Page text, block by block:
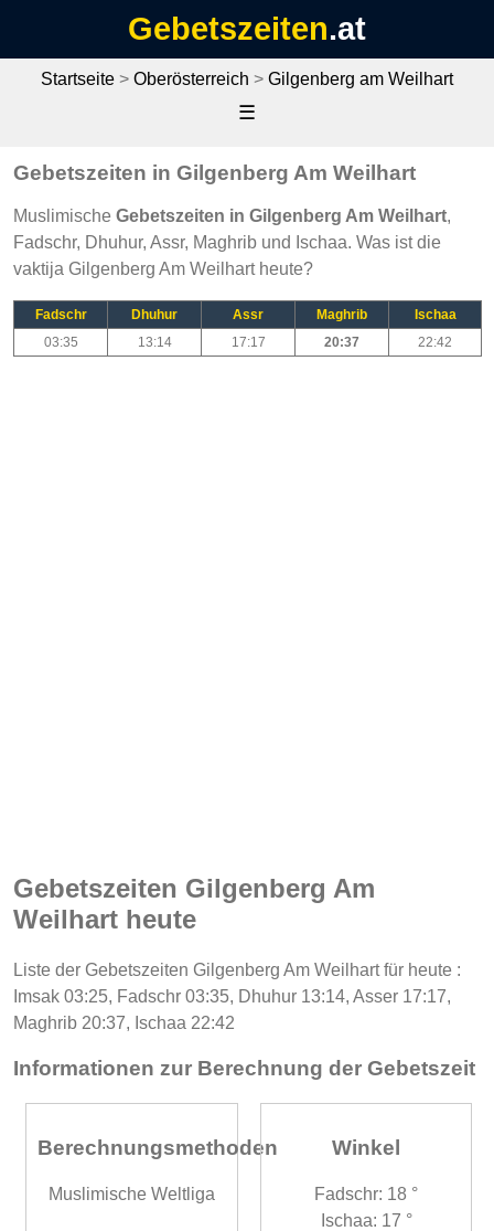
Gebetszeiten.at
Startseite > Oberösterreich > Gilgenberg am Weilhart
☰
Gebetszeiten in Gilgenberg Am Weilhart
Muslimische Gebetszeiten in Gilgenberg Am Weilhart,
Fadschr, Dhuhur, Assr, Maghrib und Ischaa. Was ist die
vaktija Gilgenberg Am Weilhart heute?
Fadschr Dhuhur Assr Maghrib
Ischaa
03:35
13:14 17:17 20:37 22:42
Gebetszeiten Gilgenberg Am
Weilhart heute
Liste der Gebetszeiten Gilgenberg Am Weilhart für heute :
Imsak 03:25, Fadschr 03:35, Dhuhur 13:14, Asser 17:17,
Maghrib 20:37, Ischaa 22:42
Informationen zur Berechnung der Gebetszeit
Berechnungsmethoden
Muslimische Weltliga
Winkel
Fadschr: 18 °
Ischaa: 17 °